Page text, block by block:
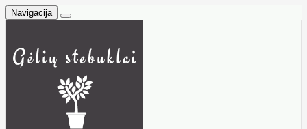
Navigacija